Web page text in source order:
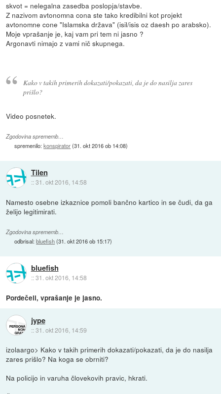
skvot = nelegalna zasedba poslopja/stavbe.
Z nazivom avtonomna cona ste tako kredibilni kot projekt
avtonomne cone "Islamska država" (isil/isis oz daesh po arabsko).
Moje vprašanje je, kaj vam pri tem ni jasno ?
Argonavti nimajo z vami nič skupnega.
Kako v takih primerih dokazati/pokazati, da je do nasilja zares
prišlo?
Video posnetek.
Zgodovina sprememb…
spremenilo:konspirator(31. okt 2016 ob 14:08)
Tilen
::31. okt 2016, 14:58
Namesto osebne izkaznice pomoli bančno kartico in se čudi, da ga
želijo legitimirati.
Zgodovina sprememb…
odbrisal:bluefish(31. okt 2016 ob 15:17)
bluefish
::31. okt 2016, 14:58
Pordečeli, vprašanje je jasno.
jype
::31. okt 2016, 14:59
izolaargo> Kako v takih primerih dokazati/pokazati, da je do nasilja
zares prišlo? Na koga se obrniti?
Na policijo in varuha človekovih pravic, hkrati.